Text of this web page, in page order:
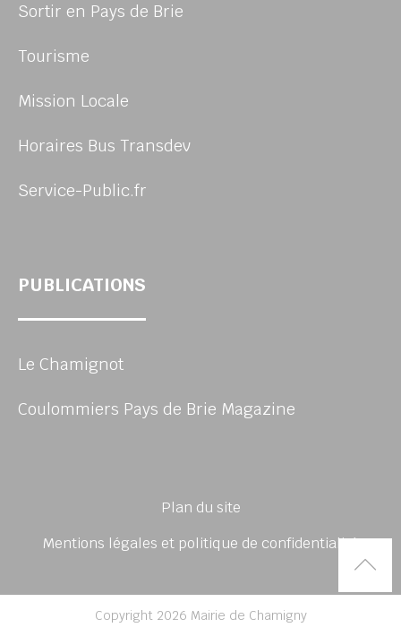
Sortir en Pays de Brie
Tourisme
Mission Locale
Horaires Bus Transdev
Service-Public.fr
PUBLICATIONS
Le Chamignot
Coulommiers Pays de Brie Magazine
Plan du site
Mentions légales et politique de confidentialité
Copyright 2026 Mairie de Chamigny